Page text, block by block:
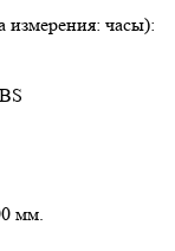
измерения: часы):
мм.